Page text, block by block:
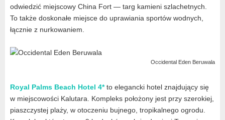
odwiedzić miejscowy China Fort — targ kamieni szlachetnych.
To także doskonałe miejsce do uprawiania sportów wodnych,
łącznie z nurkowaniem.
Occidental Eden Beruwala
Royal Palms Beach Hotel 4*to elegancki hotel znajdujący się
w miejscowości Kalutara. Kompleks położony jest przy szerokiej,
piaszczystej plaży, w otoczeniu bujnego, tropikalnego ogrodu.